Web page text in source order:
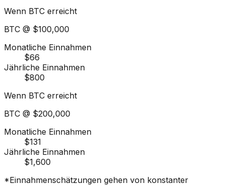
Wenn BTC erreicht
BTC @ $100,000
Monatliche Einnahmen
$66
Jährliche Einnahmen
$800
Wenn BTC erreicht
BTC @ $200,000
Monatliche Einnahmen
$131
Jährliche Einnahmen
$1,600
*Einnahmenschätzungen gehen von konstanter